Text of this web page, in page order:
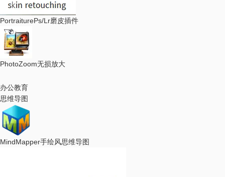
PortraiturePs/Lr磨皮插件
PhotoZoom无损放大
办公教育
思维导图
MindMapper手绘风思维导图